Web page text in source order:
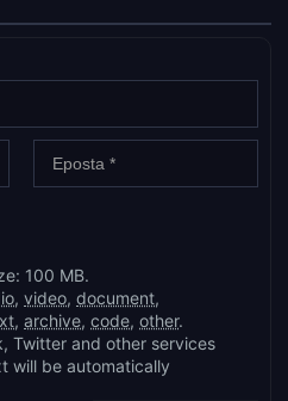
100 MB.
, video, document,
, archive, code, other.
Twitter and other services
will be automatically